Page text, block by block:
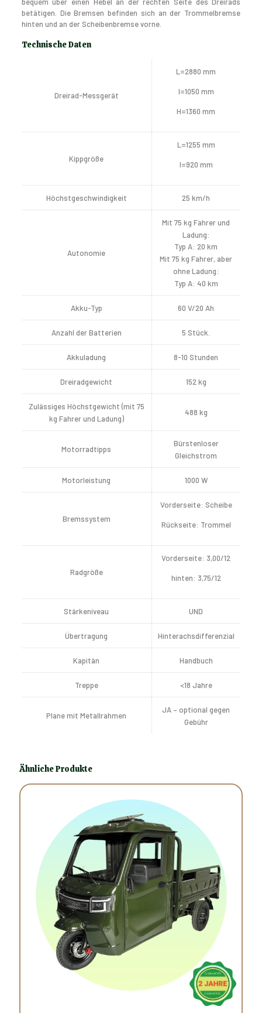
betätigen. Die Bremsen befinden sich an der Trommelbremse
hinten und an der Scheibenbremse vorne.
Technische Daten
Dreirad-Messgerät
L=2880 mm
l=1050 mm
H=1360 mm
Kippgröße
L=1255 mm
l=920 mm
Höchstgeschwindigkeit 25 km/h
Autonomie
Mit 75 kg Fahrer und
Ladung:
Typ A: 20 km
Mit 75 kg Fahrer, aber
ohne Ladung:
Typ A: 40 km
Akku-Typ 60 V/20 Ah
Anzahl der Batterien 5 Stück.
Akkuladung 8-10 Stunden
Dreiradgewicht 152 kg
Zulässiges Höchstgewicht (mit 75
kg Fahrer und Ladung)
488 kg
Motorradtipps
Bürstenloser
Gleichstrom
Motorleistung 1000 W
Bremssystem
Vorderseite: Scheibe
Rückseite: Trommel
Radgröße
Vorderseite: 3,00/12
hinten: 3,75/12
Stärkeniveau UND
Übertragung Hinterachsdifferenzial
Kapitän Handbuch
Treppe <18 Jahre
Plane mit Metallrahmen
JA – optional gegen
Gebühr
Ähnliche Produkte